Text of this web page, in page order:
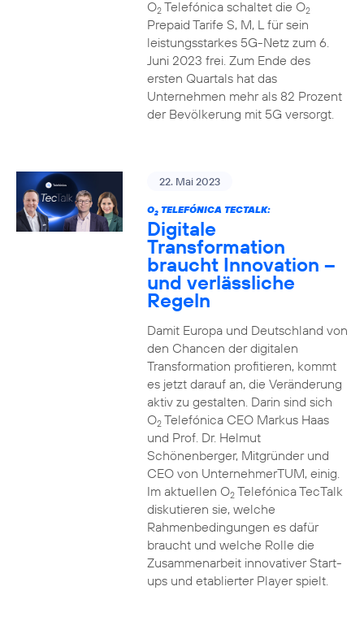
O2Telefónica schaltet die O2
Prepaid Tarife S, M, L für sein
leistungsstarkes 5G-Netz zum 6.
Juni 2023 frei. Zum Ende des
ersten Quartals hat das
Unternehmen mehr als 82 Prozent
der Bevölkerung mit 5G versorgt.
22. Mai 2023
O2TELEFÓNICA TECTALK:
Digitale
Transformation
braucht Innovation –
und verlässliche
Regeln
Damit Europa und Deutschland von
den Chancen der digitalen
Transformation profitieren, kommt
es jetzt darauf an, die Veränderung
aktiv zu gestalten. Darin sind sich
O2Telefónica CEO Markus Haas
und Prof. Dr. Helmut
Schönenberger, Mitgründer und
CEO von UnternehmerTUM, einig.
Im aktuellen O2Telefónica TecTalk
diskutieren sie, welche
Rahmenbedingungen es dafür
braucht und welche Rolle die
Zusammenarbeit innovativer Start-
ups und etablierter Player spielt.